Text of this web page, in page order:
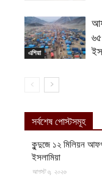
এশিয়া
৬৫
সর্বশেষ পোস্টসমূহ
কুন্দুজে ১২ মিলিয়ন
ইসলামিয়া
আগস্ট ৬, ২০২৬